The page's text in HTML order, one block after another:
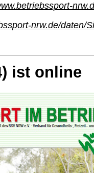
nrw.de/daten/
ist online